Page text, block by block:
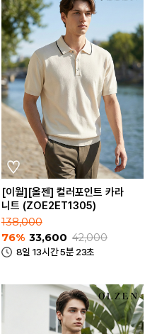
[이월][올젠] 컬러포인트 카라
니트 (ZOE2ET1305)
138,000
76% 33,600 42,000
8일 13시간 5분 23초